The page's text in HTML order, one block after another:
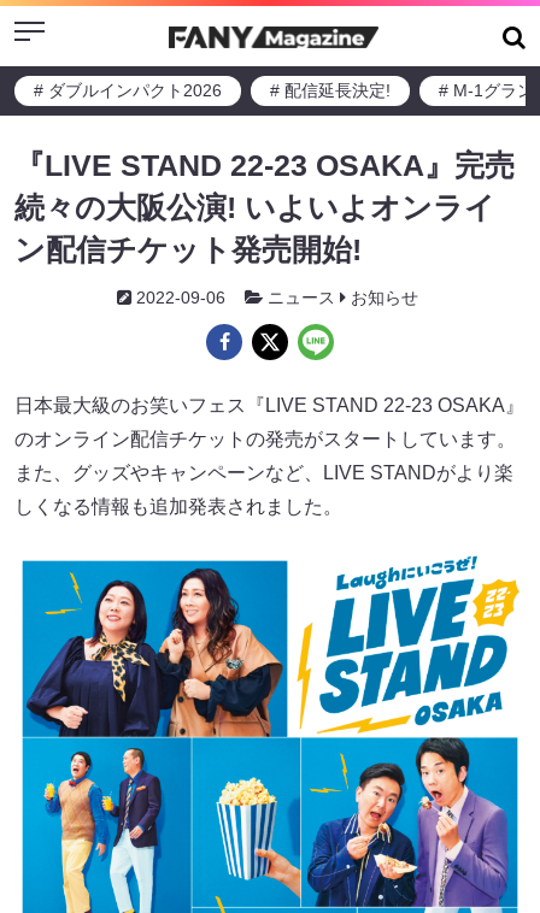
Menu
# ダブルインパクト2026 # 配信延長決定! # M-1グラン
『LIVE STAND 22-23 OSAKA』完売
続々の大阪公演! いよいよオンライ
ン配信チケット発売開始!
2022-09-06 ニュース お知らせ
日本最大級のお笑いフェス『LIVE STAND 22-23 OSAKA』
のオンライン配信チケットの発売がスタートしています。
また、グッズやキャンペーンなど、LIVE STANDがより楽
しくなる情報も追加発表されました。